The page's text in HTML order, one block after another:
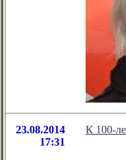
23.08.2014
17:31
К 100-